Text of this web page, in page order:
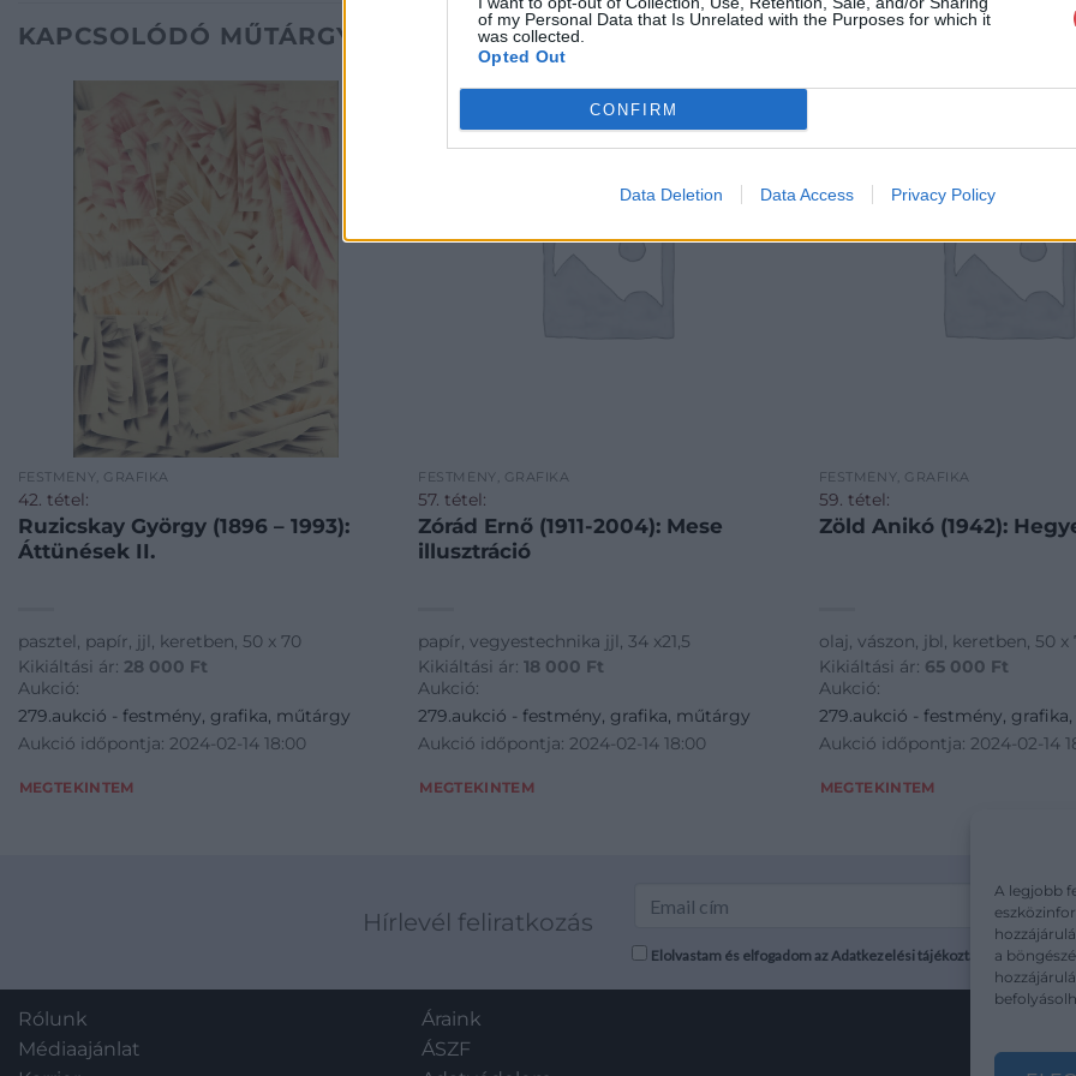
of my Personal Data that Is Unrelated with the Purposes for which it
was collected.
Opted Out
CONFIRM
Data Deletion Data Access Privacy Policy
A legjobb
a
KAPCSOLÓDÓ MŰTÁRGYAK
FESTMÉNY, GRAFIKA
42. tétel:
Ruzicskay György (1896 – 1993):
Áttünések II.
pasztel, papír, jjl, keretben, 50 x 70
Kikiáltási ár: 28 000 Ft
Aukció:
279.aukció - festmény, grafika, műtárgy
Aukció időpontja: 2024-02-14 18:00
MEGTEKINTEM
FESTMÉNY, GRAFIKA
57. tétel:
Zórád Ernő (1911-2004): Mese
illusztráció
papír, vegyestechnika jjl, 34 x21,5
Kikiáltási ár:18 000 Ft
Aukció:
279.aukció - festmény, grafika, műtárgy
Aukció időpontja: 2024-02-14 18:00
MEGTEKINTEM
FESTMÉNY, GRAFIKA
59. tétel:
Zöld Anikó (1942):
olaj, vászon, jbl, keretben, 50 x
Kikiáltási ár: 65 000 Ft
Aukció:
279.aukció - festmény,
Aukció időpontja: 2024-02-14
MEGTEKINTEM
Hírlevél feliratkozás
Elolvastam és elfogadom az Adatkezelési tájékoztatót:
Rólunk
Médiaajánlat
Áraink
ÁSZF